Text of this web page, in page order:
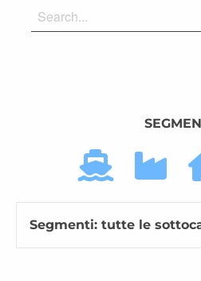
Segmenti: tutte le